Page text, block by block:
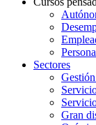
Sectores
Gran